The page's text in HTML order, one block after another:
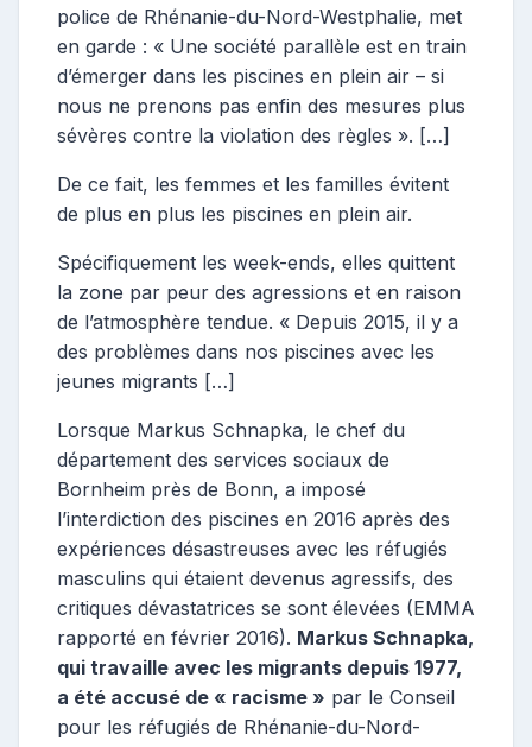
police de Rhénanie-du-Nord-Westphalie, met
en garde : « Une société parallèle est en train
d’émerger dans les piscines en plein air – si
nous ne prenons pas enfin des mesures plus
sévères contre la violation des règles ». […]
De ce fait, les femmes et les familles évitent
de plus en plus les piscines en plein air.
Spécifiquement les week-ends, elles quittent
la zone par peur des agressions et en raison
de l’atmosphère tendue. « Depuis 2015, il y a
des problèmes dans nos piscines avec les
jeunes migrants […]
Lorsque Markus Schnapka, le chef du
département des services sociaux de
Bornheim près de Bonn, a imposé
l’interdiction des piscines en 2016 après des
expériences désastreuses avec les réfugiés
masculins qui étaient devenus agressifs, des
critiques dévastatrices se sont élevées (EMMA
rapporté en février 2016). Markus Schnapka,
qui travaille avec les migrants depuis 1977,
a été accusé de « racisme » par le Conseil
pour les réfugiés de Rhénanie-du-Nord-